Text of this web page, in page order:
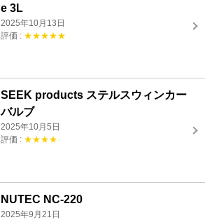
e 3L
2025年10月13日
評価 : ★★★★★
SEEK products ステルスウィンカー
バルブ
2025年10月5日
評価 : ★★★★
NUTEC NC-220
2025年9月21日